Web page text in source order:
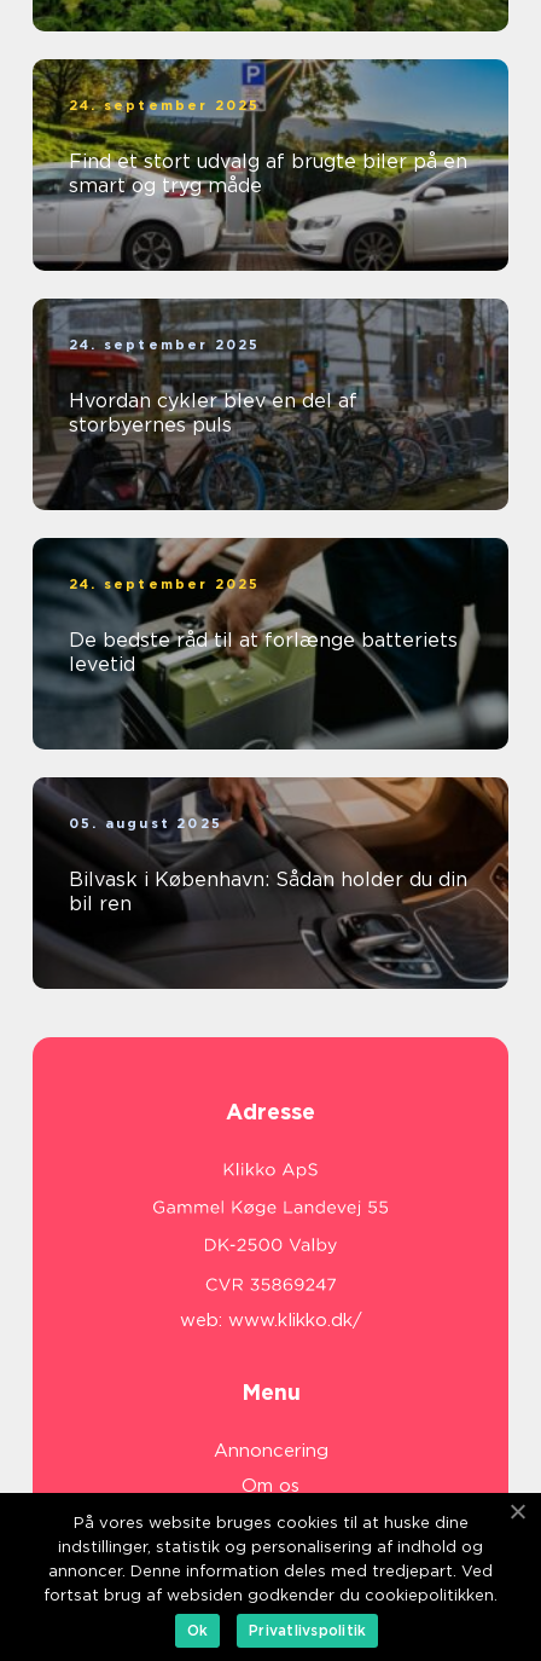
24. september 2025
Find et stort udvalg af brugte biler på en
smart og tryg måde
24. september 2025
Hvordan cykler blev en del af
storbyernes puls
24. september 2025
De bedste råd til at forlænge batteriets
levetid
05. august 2025
Bilvask i København: Sådan holder du din
bil ren
Adresse
web: www.klikko.dk/
Menu
Annoncering
Om os
Cookies
Kontakt os
Sitemap
På vores website bruges cookies til at huske dine
indstillinger, statistik og personalisering af indhold og
annoncer. Denne information deles med tredjepart. Ved
fortsat brug af websiden godkender du cookiepolitikken.
Ok
Privatlivspolitik